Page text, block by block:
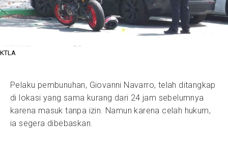
KTLA
Pelaku pembunuhan, Giovanni Navarro, telah ditangkap
di lokasi yang sama kurang dari 24 jam sebelumnya
karena masuk tanpa izin. Namun karena celah hukum,
ia segera dibebaskan.